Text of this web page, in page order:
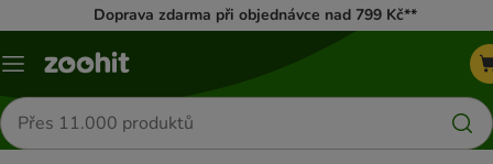
Doprava zdarma při objednávce nad 799 Kč**
Menu
Hledat
produkty